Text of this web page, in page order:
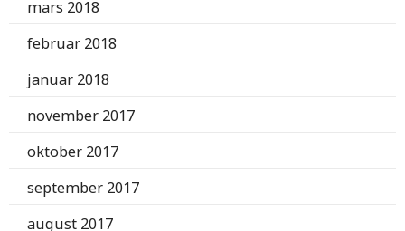
mars 2018
februar 2018
januar 2018
november 2017
oktober 2017
september 2017
august 2017